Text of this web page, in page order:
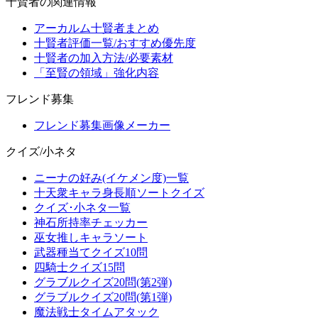
アーカルム十賢者まとめ
十賢者評価一覧/おすすめ優先度
十賢者の加入方法/必要素材
「至賢の領域」強化内容
フレンド募集
フレンド募集画像メーカー
クイズ/小ネタ
ニーナの好み(イケメン度)一覧
十天衆キャラ身長順ソートクイズ
クイズ･小ネタ一覧
神石所持率チェッカー
巫女推しキャラソート
武器種当てクイズ10問
四騎士クイズ15問
グラブルクイズ20問(第2弾)
グラブルクイズ20問(第1弾)
魔法戦士タイムアタック